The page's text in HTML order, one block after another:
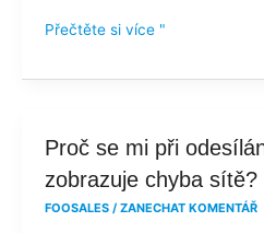
Přečtěte si více "
Proč se mi při
zobrazuje chyba sítě?
FOOSALES / ZANECHAT KOMENTÁŘ
Proč
se